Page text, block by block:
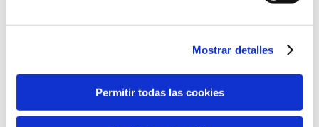
Mostrar detalles
Permitir todas las cookies